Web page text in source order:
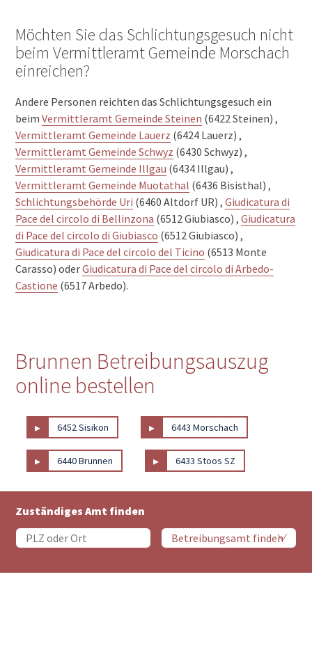
Möchten Sie das Schlichtungsgesuch nicht
beim Vermittleramt Gemeinde Morschach
einreichen?
Andere Personen reichten das Schlichtungsgesuch ein
beimVermittleramt Gemeinde Steinen (6422 Steinen) ,
Vermittleramt Gemeinde Lauerz (6424 Lauerz) ,
Vermittleramt Gemeinde Schwyz (6430 Schwyz) ,
Vermittleramt Gemeinde Illgau (6434 Illgau) ,
Vermittleramt Gemeinde Muotathal (6436 Bisisthal) ,
Schlichtungsbehörde Uri (6460 Altdorf UR) ,Giudicatura di
Pace del circolo di Bellinzona (6512 Giubiasco) ,Giudicatura
di Pace del circolo di Giubiasco (6512 Giubiasco) ,
Giudicatura di Pace del circolo del Ticino (6513 Monte
Carasso) oderGiudicatura di Pace del circolo di Arbedo-
Castione (6517 Arbedo).
Brunnen Betreibungsauszug
online bestellen
▸ 6452 Sisikon ▸ 6443 Morschach
▸ 6440 Brunnen ▸ 6433 Stoos SZ
Zuständiges Amt finden